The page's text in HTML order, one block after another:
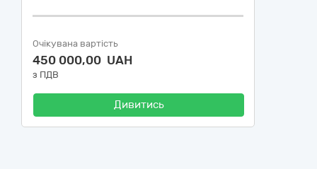
Очікувана вартість
450 000,00 UAH
з ПДВ
Дивитись